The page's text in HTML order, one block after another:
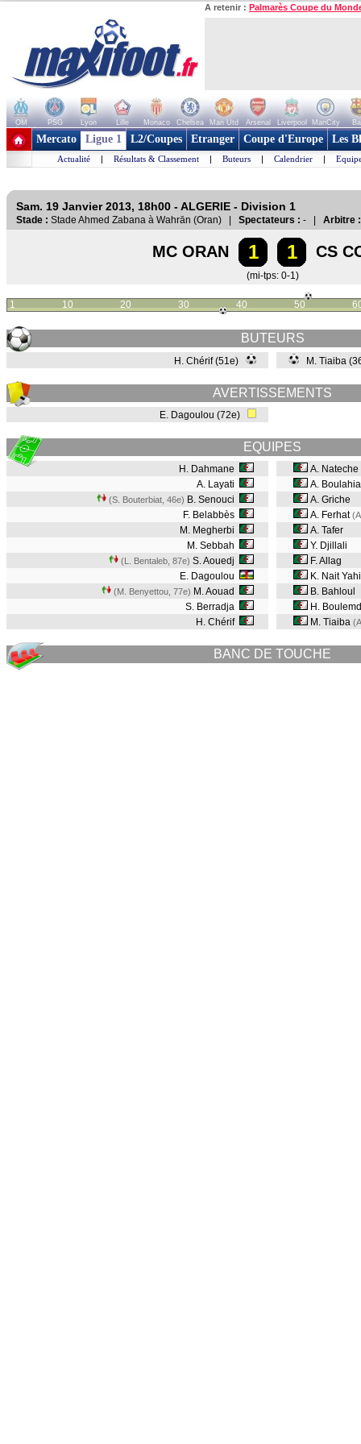
A retenir : Palmarès Coupe du
OM PSG Lyon Lille Monaco Chelsea Man Utd Arsenal Liverpool ManCity
+ de clubs
Mercato Ligue 1 L2/Coupes Etranger Coupe d'Europe Les
Actualité | Résultats & Classement | Buteurs | Calendrier |
Sam. 19 Janvier 2013, 18h00 - ALGERIE - Division 1
Stade : Stade Ahmed Zabana à Wahrān (Oran) | Spectateurs : - | Arbitre :
MC ORAN 1 1 CS
(mi-tps: 0-1)
1 10 20 30 40 50
BUTEURS
H. Chérif (51e) M. Tiaiba
AVERTISSEMENTS
E. Dagoulou (72e)
EQUIPES
H. Dahmane
A. Layati
(S. Bouterbiat, 46e) B. Senouci
F. Belabbès
M. Megherbi
M. Sebbah
(L. Bentaleb, 87e) S. Aouedj
E. Dagoulou
(M. Benyettou, 77e) M. Aouad
S. Berradja
H. Chérif
A. Nateche
A. Boulahia
A. Griche
A. Ferhat
A. Tafer
Y. Djillali
F. Allag
K. Nait
B. Bahloul
H.
M. Tiaiba
BANC DE TOUCHE